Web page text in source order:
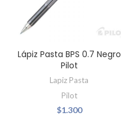
Lápiz Pasta BPS 0.7 Negro
Pilot
Lapiz Pasta
Pilot
$1.300